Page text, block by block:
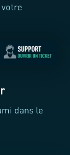
votre
dans le